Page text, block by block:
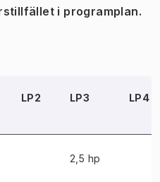
i programplan.
LP2 LP3 LP4
2,5 hp